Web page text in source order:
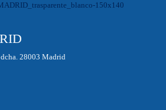
28003 Madrid